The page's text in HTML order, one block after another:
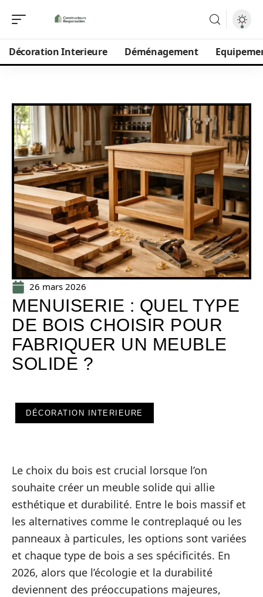
Décoration Interieure Déménagement
26 mars 2026
MENUISERIE : QUEL TYPE
DE BOIS CHOISIR POUR
FABRIQUER UN MEUBLE
SOLIDE ?
DÉCORATION INTERIEURE
Le choix du bois est crucial lorsque l’on
souhaite créer un meuble solide qui allie
esthétique et durabilité. Entre le bois massif et
les alternatives comme le contreplaqué ou les
panneaux à particules, les options sont variées
et chaque type de bois a ses spécificités. En
2026, alors que l’écologie et la durabilité
deviennent des préoccupations majeures,